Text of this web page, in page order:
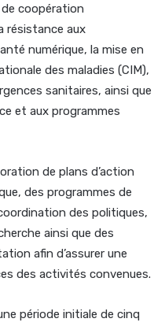
coopération
résistance aux
numérique, la mise en
des maladies (CIM),
sanitaires, ainsi que
et aux programmes
de plans d’action
des programmes de
des politiques,
ainsi que des
afin d’assurer une
des activités convenues.
période initiale de cinq